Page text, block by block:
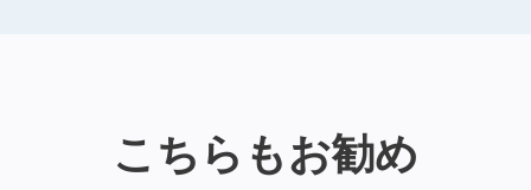
こちらもお勧め